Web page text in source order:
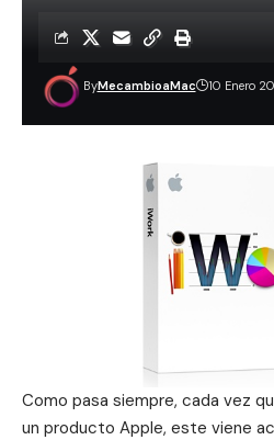
ByMecambioaMac 10 Enero
Como pasa siempre, cada vez
un producto Apple, este viene